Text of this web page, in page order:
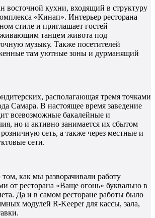
восточной кухни, входящий в структуру
«Кинап». Интерьер ресторана
стиле и приглашает гостей
танцем живота под
музыку. Также посетителей
там уютные зоны и дурманящий
располагающая тремя точками
Самара. В настоящее время заведение
всевозможные бакалейные и
но и активно занимается их сбытом
сеть, а также через местные и
сети.
как мы разворачивали работу
от ресторана «Ваще огонь» буквально в
Да и в самом ресторане работы было
модулей R-Keeper для кассы, зала,